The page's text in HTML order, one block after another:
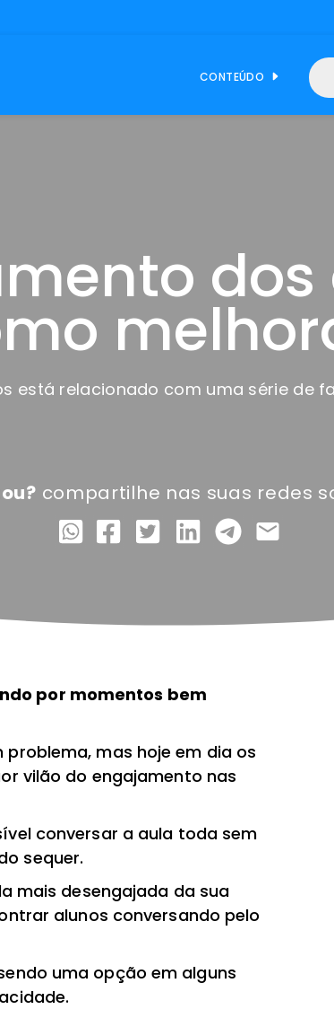
CONTEÚDO
dos
está relacionado com uma série de
compartilhe nas suas redes
por momentos bem
mas hoje em dia os
vilão do engajamento nas
conversar a aula toda sem
sequer.
mais desengajada da sua
alunos conversando pelo
uma opção em alguns